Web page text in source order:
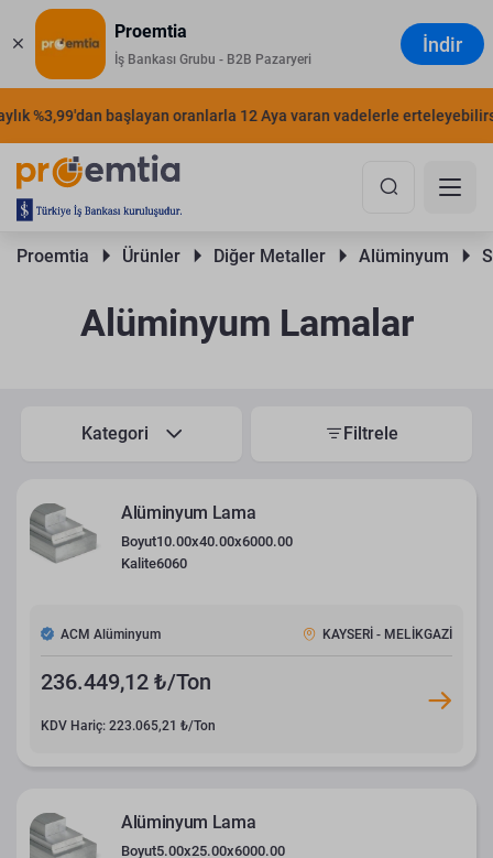
Proemtia
İş Bankası Grubu - B2B Pazaryeri
İndir
%3,99'dan başlayan oranlarla 12 Aya varan vadelerle
Proemtia Ürünler Diğer Metaller Alüminyum
Alüminyum Lamalar
Kategori Filtrele
Alüminyum Lama
Boyut10.00x40.00x6000.00
Kalite6060
ACM Alüminyum KAYSERİ - MELİKGAZİ
236.449,12 ₺/Ton
KDV Hariç: 223.065,21 ₺/Ton
Alüminyum Lama
Boyut5.00x25.00x6000.00